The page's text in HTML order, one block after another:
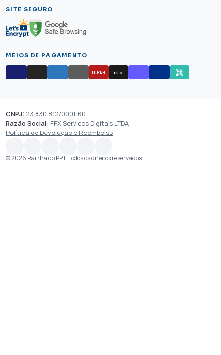
SITE SEGURO
MEIOS DE PAGAMENTO
HIPER elo
CNPJ: 23.830.812/0001-60
Razão Social: FFX Serviços Digitais LTDA
Política de Devolução e Reembolso
© 2026 Rainha do PPT. Todos os direitos reservados.